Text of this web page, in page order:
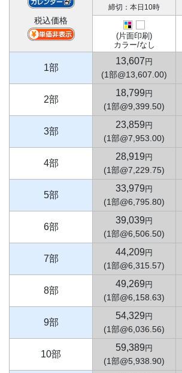
税込価格
締切：本日10時
(片面印刷)
カラー/なし
1部
13,607 円
(1部@13,607.00)
2部
18,799 円
(1部@9,399.50)
3部
23,859 円
(1部@7,953.00)
4部
28,919 円
(1部@7,229.75)
5部
33,979 円
(1部@6,795.80)
6部
39,039 円
(1部@6,506.50)
7部
44,209 円
(1部@6,315.57)
8部
49,269 円
(1部@6,158.63)
9部
54,329 円
(1部@6,036.56)
10部
59,389 円
(1部@5,938.90)